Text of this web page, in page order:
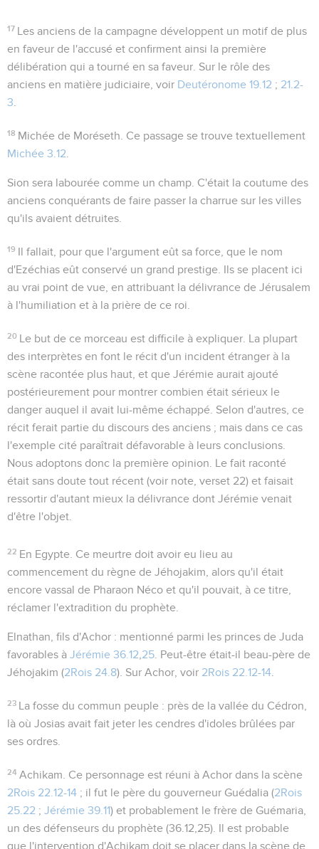
17 Les anciens de la campagne développent un motif de plus
en faveur de l'accusé et confirment ainsi la première
délibération qui a tourné en sa faveur. Sur le rôle des
anciens en matière judiciaire, voir Deutéronome 19.12 ; 21.2-
3
18 Michée de Moréseth . Ce passage se trouve textuellement
Michée 3.12
Sion sera labourée comme un champ . C'était la coutume des
anciens conquérants de faire passer la charrue sur les villes
qu'ils avaient détruites.
19 Il fallait, pour que l'argument eût sa force, que le nom
d'Ezéchias eût conservé un grand prestige. Ils se placent ici
au vrai point de vue, en attribuant la délivrance de Jérusalem
à l'humiliation et à la prière de ce roi.
20 Le but de ce morceau est difficile à expliquer. La plupart
des interprètes en font le récit d'un incident étranger à la
scène racontée plus haut, et que Jérémie aurait ajouté
postérieurement pour montrer combien était sérieux le
danger auquel il avait lui-même échappé. Selon d'autres, ce
récit ferait partie du discours des anciens ; mais dans ce cas
l'exemple cité paraîtrait défavorable à leurs conclusions.
Nous adoptons donc la première opinion. Le fait raconté
était sans doute tout récent (voir note, verset 22) et faisait
ressortir d'autant mieux la délivrance dont Jérémie venait
d'être l'objet.
22 En Egypte . Ce meurtre doit avoir eu lieu au
commencement du règne de Jéhojakim, alors qu'il était
encore vassal de Pharaon Néco et qu'il pouvait, à ce titre,
réclamer l'extradition du prophète.
Elnathan, fils d'Achor : mentionné parmi les princes de Juda
favorables à Jérémie 36.12 25 . Peut-être était-il beau-père de
Jéhojakim (2Rois 24.8). Sur Achor, voir 2Rois 22.12-14
23 La fosse du commun peuple : près de la vallée du Cédron,
là où Josias avait fait jeter les cendres d'idoles brûlées par
ses ordres.
24 Achikam . Ce personnage est réuni à Achor dans la scène
2Rois 22.12-14 ; il fut le père du gouverneur Guédalia (2Rois
25.22 ; Jérémie 39.11) et probablement le frère de Guémaria,
un des défenseurs du prophète (36.12,25). Il est probable
que l'intervention d'Achikam doit se placer dans la scène de